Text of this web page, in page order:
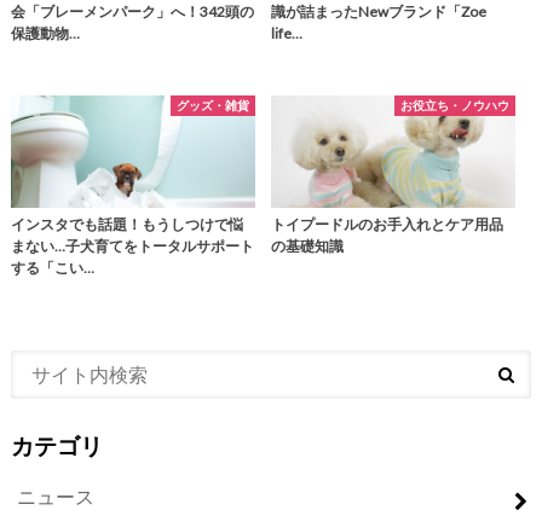
会「ブレーメンパーク」へ！342頭の
保護動物…
識が詰まったNewブランド「Zoe
life…
グッズ・雑貨
インスタでも話題！もうしつけで悩
まない…子犬育てをトータルサポート
する「こい…
お役立ち・ノウハウ
トイプードルのお手入れとケア用品
の基礎知識
カテゴリ
ニュース